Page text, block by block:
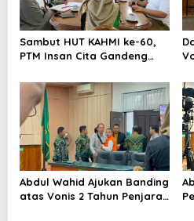
Sambut HUT KAHMI ke-60,
PTM Insan Cita Gandeng
Open Turnamen Tenis Meja
Abdul Wahid Ajukan Banding
atas Vonis 2 Tahun Penjara,